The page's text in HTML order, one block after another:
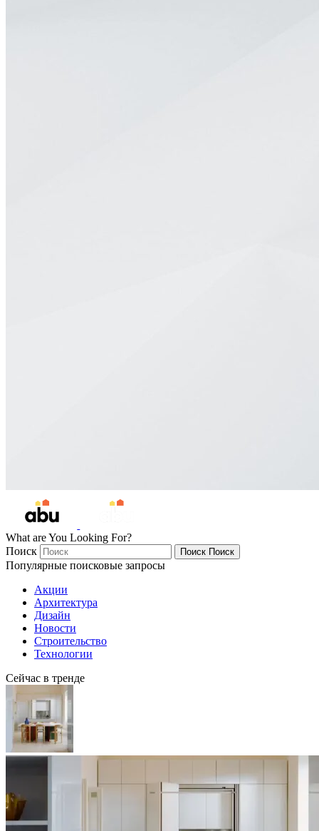
What are You Looking For?
Поиск
Поиск Поиск
Популярные поисковые запросы
Акции
Архитектура
Дизайн
Новости
Строительство
Технологии
Сейчас в тренде